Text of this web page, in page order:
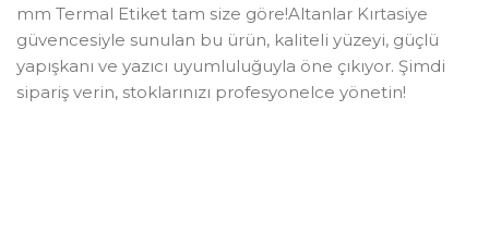
mm Termal Etiket tam size göre!Altanlar Kırtasiye
güvencesiyle sunulan bu ürün, kaliteli yüzeyi, güçlü
yapışkanı ve yazıcı uyumluluğuyla öne çıkıyor. Şimdi
sipariş verin, stoklarınızı profesyonelce yönetin!